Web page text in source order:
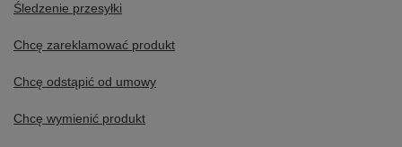
Śledzenie przesyłki
Chcę zareklamować produkt
Chcę odstąpić od umowy
Chcę wymienić produkt